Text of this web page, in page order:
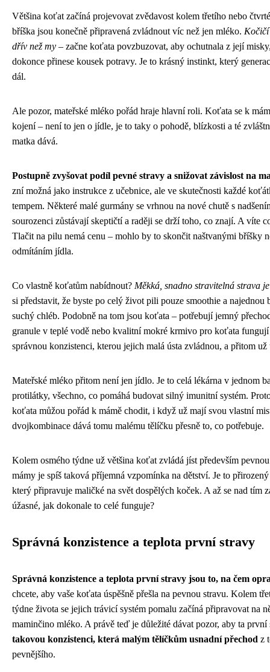
Většina koťat začíná projevovat zvědavost kolem třetího nebo
bříška jsou konečně připravená zvládnout víc než jen mléko. Kočičí
dřív než my – začne koťata povzbuzovat, aby ochutnala z její
dokonce přinese kousek potravy. Je to krásný instinkt, který
dál.
Ale pozor, mateřské mléko pořád hraje hlavní roli. Koťata se k
kojení – není to jen o jídle, je to taky o pohodě, blízkosti a té
matka dává.
Postupně zvyšovat podíl pevné stravy a snižovat závislost na
zní možná jako instrukce z učebnice, ale ve skutečnosti každé
tempem. Některé malé gurmány se vrhnou na nové chutě s
sourozenci zůstávají skeptičtí a raději se drží toho, co znají. A víte
Tlačit na pilu nemá cenu – mohlo by to skončit naštvanými bříšky
odmítáním jídla.
Co vlastně koťatům nabídnout? Měkká, snadno stravitelná strava
si představit, že byste po celý život pili pouze smoothie a najednou
suchý chléb. Podobně na tom jsou koťata – potřebují jemný
granule v teplé vodě nebo kvalitní mokré krmivo pro koťata
správnou konzistenci, kterou jejich malá ústa zvládnou, a přitom
Mateřské mléko přitom není jen jídlo. Je to celá lékárna v jednom
protilátky, všechno, co pomáhá budovat silný imunitní systém.
koťata můžou pořád k mámě chodit, i když už mají svou vlastní
dvojkombinace dává tomu malému tělíčku přesně to, co potřebuje.
Kolem osmého týdne už většina koťat zvládá jíst především
mámy je spíš taková příjemná vzpomínka na dětství. Je to
který připravuje maličké na svět dospělých koček. A až se nad tím
úžasné, jak dokonale to celé funguje?
Správná konzistence a teplota první stravy
Správná konzistence a teplota první stravy jsou to, na čem
chcete, aby vaše koťata úspěšně přešla na pevnou stravu. Kolem
týdne života se jejich trávicí systém pomalu začíná připravovat na
maminčino mléko. A právě teď je důležité dávat pozor, aby ta první
takovou konzistenci, která malým tělíčkům usnadní přechod z
pevnějšího.